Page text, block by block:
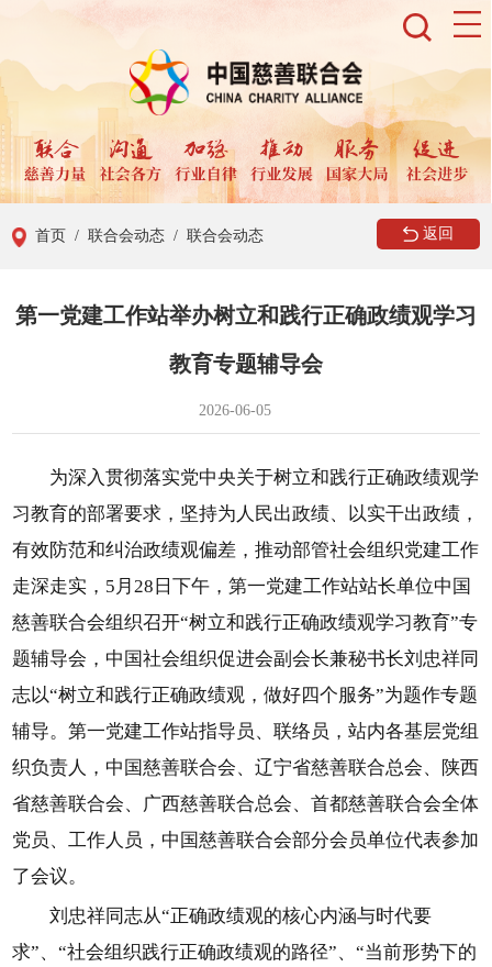
首页 / 联合会动态 / 联合会动态 返回
第一党建工作站举办树立和践行正确政绩观学习
教育专题辅导会
2026-06-05
为深入贯彻落实党中央关于树立和践行正确政绩观学
习教育的部署要求，坚持为人民出政绩、以实干出政绩，
有效防范和纠治政绩观偏差，推动部管社会组织党建工作
走深走实，5月28日下午，第一党建工作站站长单位中国
慈善联合会组织召开“树立和践行正确政绩观学习教育”专
题辅导会，中国社会组织促进会副会长兼秘书长刘忠祥同
志以“树立和践行正确政绩观，做好四个服务”为题作专题
辅导。第一党建工作站指导员、联络员，站内各基层党组
织负责人，中国慈善联合会、辽宁省慈善联合总会、陕西
省慈善联合会、广西慈善联合总会、首都慈善联合会全体
党员、工作人员，中国慈善联合会部分会员单位代表参加
了会议。
刘忠祥同志从“正确政绩观的核心内涵与时代要
求”、“社会组织践行正确政绩观的路径”、“当前形势下的